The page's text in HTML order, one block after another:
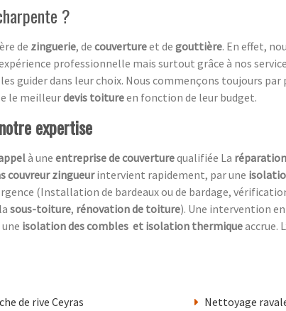
?
de zinguerie, de couvertureet de gouttière. En effet,
professionnelle mais surtout grâce à nos
guider dans leur choix. Nous commençons toujours par
le meilleurdevis toitureen fonction de leur budget.
expertise
à une entreprise de couverturequalifiée La
couvreur zingueurintervient rapidement, par une
(Installation de bardeaux ou de bardage,
sous-toiture, rénovation de toiture). Une intervention
une isolation des combles et isolation thermiqueaccrue.
de rive Ceyras
Nettoyage